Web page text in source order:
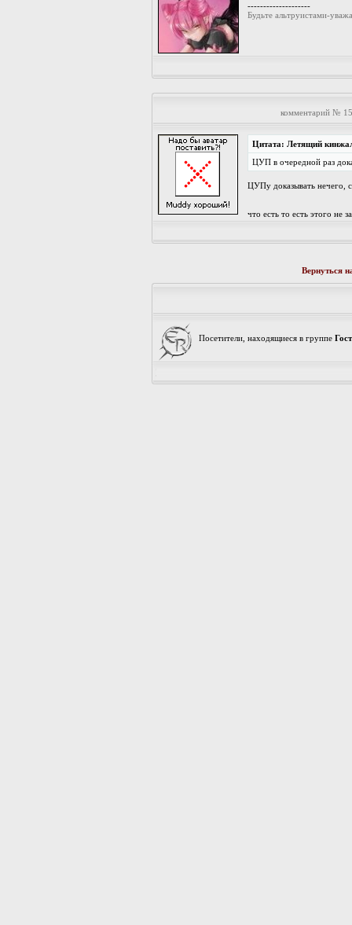
--------------------
Будьте альтруистами-
комментарий №
Цитата: Летящий
ЦУП в очередной раз
ЦУПу доказывать нечего,
что есть то есть этого не
Вернуться
Посетители, находящиеся в группе